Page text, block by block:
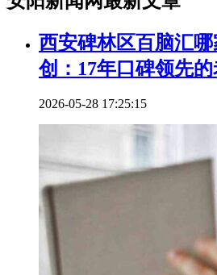
西安碑林区百脑汇
创：17年口碑领先
2026-05-28 17:25:15